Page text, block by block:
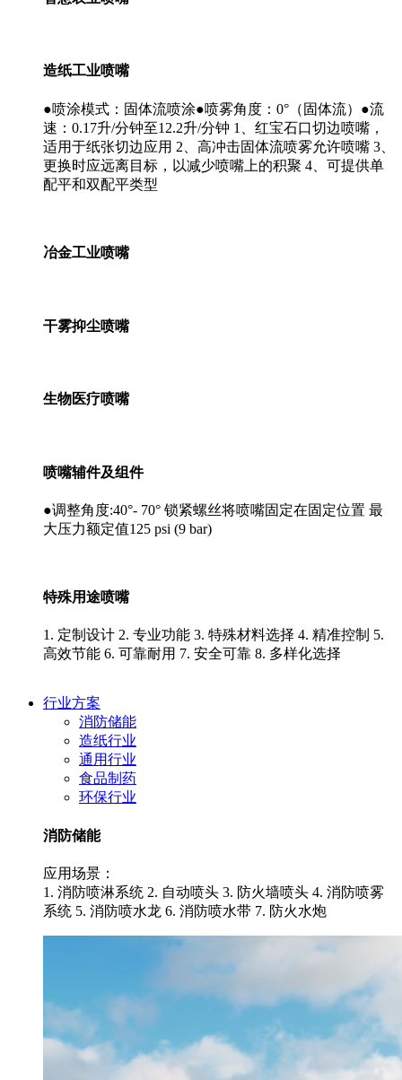
造纸工业喷嘴
●喷涂模式：固体流喷涂●喷雾角度：0°（固体流）●流
速：0.17升/分钟至12.2升/分钟 1、红宝石口切边喷嘴，
适用于纸张切边应用 2、高冲击固体流喷雾允许喷嘴 3、
更换时应远离目标，以减少喷嘴上的积聚 4、可提供单
配平和双配平类型
冶金工业喷嘴
干雾抑尘喷嘴
生物医疗喷嘴
喷嘴辅件及组件
●调整角度:40°- 70° 锁紧螺丝将喷嘴固定在固定位置 最
大压力额定值125 psi (9 bar)
特殊用途喷嘴
1. 定制设计 2. 专业功能 3. 特殊材料选择 4. 精准控制 5.
高效节能 6. 可靠耐用 7. 安全可靠 8. 多样化选择
行业方案
消防储能
造纸行业
通用行业
食品制药
环保行业
消防储能
应用场景：
1. 消防喷淋系统 2. 自动喷头 3. 防火墙喷头 4. 消防喷雾
系统 5. 消防喷水龙 6. 消防喷水带 7. 防火水炮